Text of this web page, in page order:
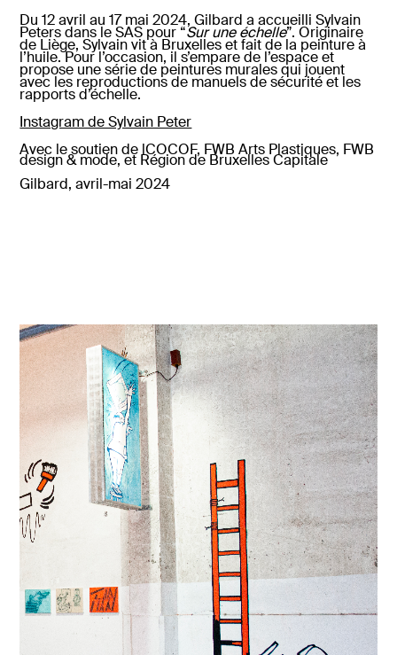
Du 12 avril au 17 mai 2024, Gilbard a accueilli Sylvain
Peters dans le SAS pour “Sur une échelle”. Originaire
de Liège, Sylvain vit à Bruxelles et fait de la peinture à
l’huile. Pour l’occasion, il s’empare de l’espace et
propose une série de peintures murales qui jouent
avec les reproductions de manuels de sécurité et les
rapports d’échelle.
Instagram de Sylvain Peter
Avec le soutien de lCOCOF, FWB Arts Plastiques, FWB
design & mode, et Région de Bruxelles Capitale
Gilbard, avril-mai 2024